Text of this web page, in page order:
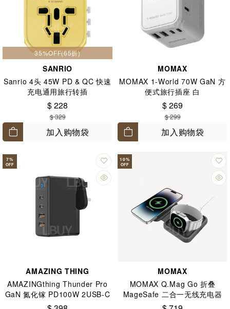
35%OFF(65折)
SANRIO
Sanrio 4头 45W PD & QC 快速
充电通用旅行转插
Pompompurin
$ 228
$ 329
加入购物袋
MOMAX
MOMAX 1-World 70W GaN 方
便式旅行插座 白
$ 269
$ 299
加入购物袋
7%
OFF
AMAZING THING
AMAZINGthing Thunder Pro
GaN 氮化镓 PD100W 2USB-C
2USB-A 四端口 快速充电器
10%
OFF
MOMAX
MOMAX Q.Mag Go 折叠
MageSafe 二合一无线充电器